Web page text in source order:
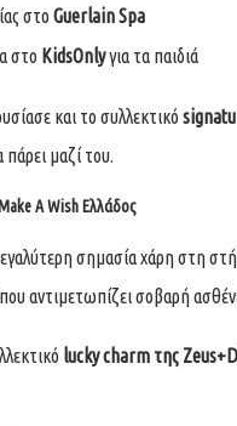
στο Guerlain Spa
στο KidsOnlyγια τα παιδιά
και το συλλεκτικό
μαζί του.
A Wish Ελλάδος
σημασία χάρη στη
αντιμετωπίζει σοβαρή
lucky charm της